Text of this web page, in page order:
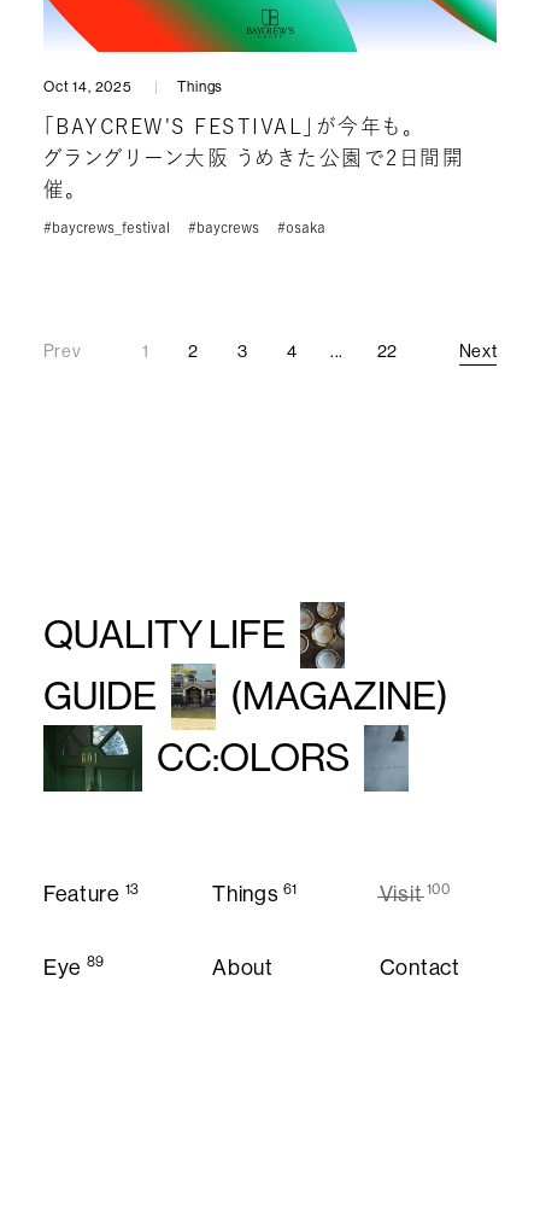
Oct 14, 2025 Things
「BAYCREW'S FESTIVAL」が今年も。
グラングリーン大阪 うめきた公園で2日間開
催。
#baycrews_festival #baycrews #osaka
1 2 3 4 ... 22
Prev
Next
Next
QUALITY LIFE
GUIDE
(MAGAZINE)
CC:OLORS
Feature 13
Things 61
Visit 100
Eye 89
About
Contact